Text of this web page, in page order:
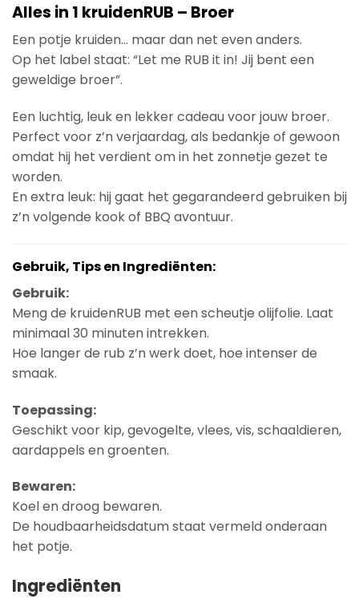
Alles in 1 kruidenRUB – Broer
Een potje kruiden… maar dan net even anders.
Op het label staat: “Let me RUB it in! Jij bent een
geweldige broer”.
Een luchtig, leuk en lekker cadeau voor jouw broer.
Perfect voor z’n verjaardag, als bedankje of gewoon
omdat hij het verdient om in het zonnetje gezet te
worden.
En extra leuk: hij gaat het gegarandeerd gebruiken bij
z’n volgende kook of BBQ avontuur.
Gebruik, Tips en Ingrediënten:
Gebruik:
Meng de kruidenRUB met een scheutje olijfolie. Laat
minimaal 30 minuten intrekken.
Hoe langer de rub z’n werk doet, hoe intenser de
smaak.
Toepassing:
Geschikt voor kip, gevogelte, vlees, vis, schaaldieren,
aardappels en groenten.
Bewaren:
Koel en droog bewaren.
De houdbaarheidsdatum staat vermeld onderaan
het potje.
Ingrediënten